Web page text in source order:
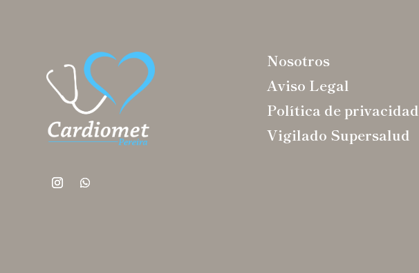
Nosotros
Aviso Legal
Política de privacidad
Vigilado Supersalud